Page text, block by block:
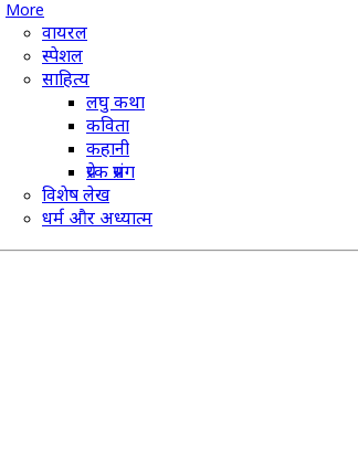
More
वायरल
स्पेशल
साहित्य
लघु कथा
कविता
कहानी
प्रेरक प्रसंग
विशेष लेख
धर्म और अध्यात्म